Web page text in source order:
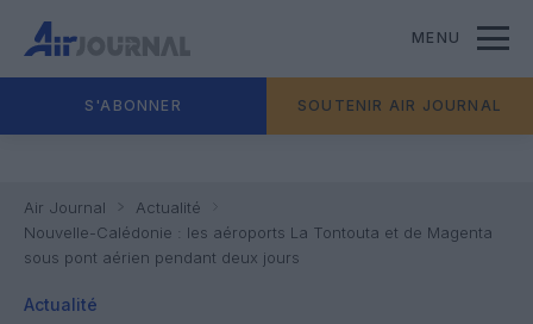
MENU
S'ABONNER SOUTENIR AIR JOURNAL
Air Journal
Actualité
Nouvelle-Calédonie : les aéroports La Tontouta et de Magenta
sous pont aérien pendant deux jours
Actualité